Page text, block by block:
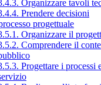
Organizzare tavoli
Prendere decisioni
progettuale
Organizzare il
Comprendere il
Progettare i processi